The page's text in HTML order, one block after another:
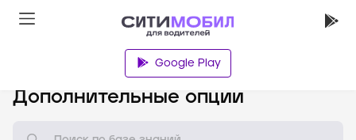
Google Play
Дополнительные опции